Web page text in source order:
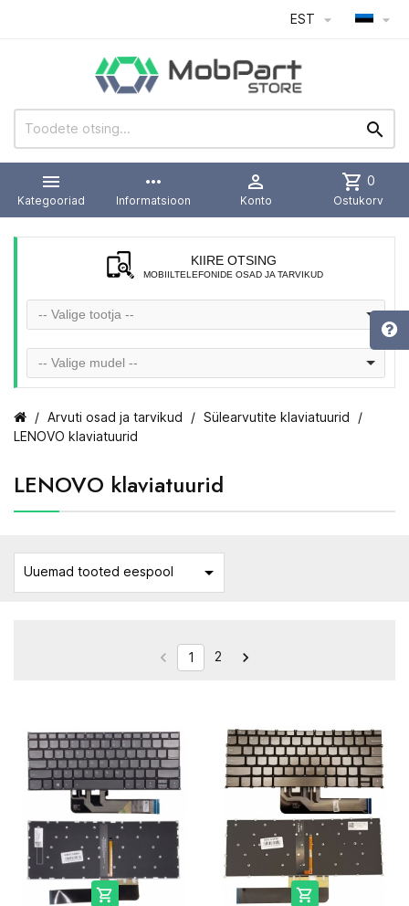
EST  


Kategooriad
more_horiz
Informatsioon

Konto
shopping_cart 0
Ostukorv
KIIRE OTSING
MOBIILTELEFONIDE OSAD JA TARVIKUD
-- Valige tootja --
-- Valige mudel --
Arvuti osad ja tarvikud
Sülearvutite klaviatuurid
LENOVO klaviatuurid
LENOVO klaviatuurid
Uuemad tooted eespool 
 1 2 
 